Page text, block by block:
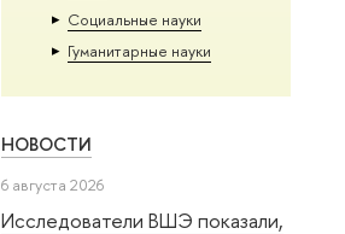
Социальные науки
Гуманитарные науки
НОВОСТИ
6 августа 2026
Исследователи ВШЭ показали,